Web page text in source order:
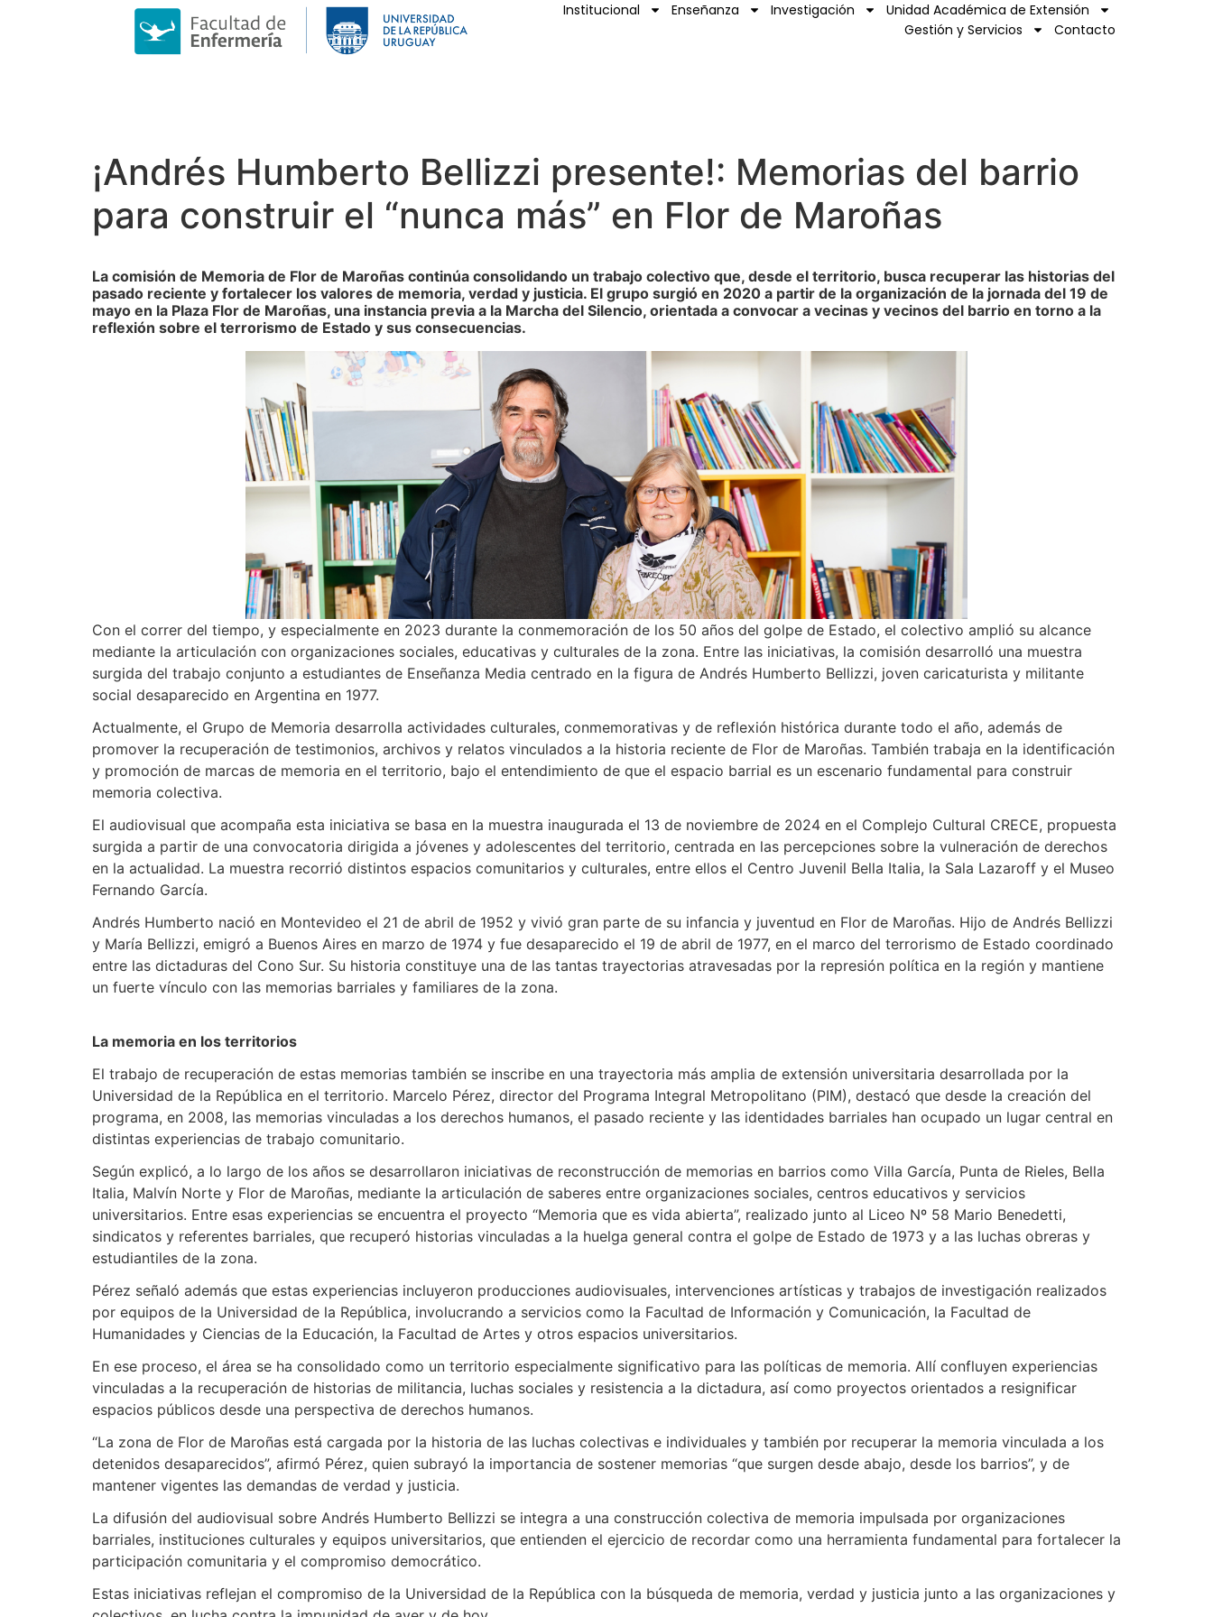
Institucional Enseñanza Investigación
Unidad Académica de Extensión
Gestión y Servicios
Contacto
¡Andrés Humberto Bellizzi presente!: Memorias del barrio
para construir el “nunca más” en Flor de Maroñas
La comisión de Memoria de Flor de Maroñas continúa consolidando un trabajo colectivo que, desde el territorio, busca recuperar las historias del
pasado reciente y fortalecer los valores de memoria, verdad y justicia. El grupo surgió en 2020 a partir de la organización de la jornada del 19 de
mayo en la Plaza Flor de Maroñas, una instancia previa a la Marcha del Silencio, orientada a convocar a vecinas y vecinos del barrio en torno a la
reflexión sobre el terrorismo de Estado y sus consecuencias.
Con el correr del tiempo, y especialmente en 2023 durante la conmemoración de los 50 años del golpe de Estado, el colectivo amplió su alcance
mediante la articulación con organizaciones sociales, educativas y culturales de la zona. Entre las iniciativas, la comisión desarrolló una muestra
surgida del trabajo conjunto a estudiantes de Enseñanza Media centrado en la figura de Andrés Humberto Bellizzi, joven caricaturista y militante
social desaparecido en Argentina en 1977.
Actualmente, el Grupo de Memoria desarrolla actividades culturales, conmemorativas y de reflexión histórica durante todo el año, además de
promover la recuperación de testimonios, archivos y relatos vinculados a la historia reciente de Flor de Maroñas. También trabaja en la identificación
y promoción de marcas de memoria en el territorio, bajo el entendimiento de que el espacio barrial es un escenario fundamental para construir
memoria colectiva.
El audiovisual que acompaña esta iniciativa se basa en la muestra inaugurada el 13 de noviembre de 2024 en el Complejo Cultural CRECE, propuesta
surgida a partir de una convocatoria dirigida a jóvenes y adolescentes del territorio, centrada en las percepciones sobre la vulneración de derechos
en la actualidad. La muestra recorrió distintos espacios comunitarios y culturales, entre ellos el Centro Juvenil Bella Italia, la Sala Lazaroff y el Museo
Fernando García.
Andrés Humberto nació en Montevideo el 21 de abril de 1952 y vivió gran parte de su infancia y juventud en Flor de Maroñas. Hijo de Andrés Bellizzi
y María Bellizzi, emigró a Buenos Aires en marzo de 1974 y fue desaparecido el 19 de abril de 1977, en el marco del terrorismo de Estado coordinado
entre las dictaduras del Cono Sur. Su historia constituye una de las tantas trayectorias atravesadas por la represión política en la región y mantiene
un fuerte vínculo con las memorias barriales y familiares de la zona.
La memoria en los territorios
El trabajo de recuperación de estas memorias también se inscribe en una trayectoria más amplia de extensión universitaria desarrollada por la
Universidad de la República en el territorio. Marcelo Pérez, director del Programa Integral Metropolitano (PIM), destacó que desde la creación del
programa, en 2008, las memorias vinculadas a los derechos humanos, el pasado reciente y las identidades barriales han ocupado un lugar central en
distintas experiencias de trabajo comunitario.
Según explicó, a lo largo de los años se desarrollaron iniciativas de reconstrucción de memorias en barrios como Villa García, Punta de Rieles, Bella
Italia, Malvín Norte y Flor de Maroñas, mediante la articulación de saberes entre organizaciones sociales, centros educativos y servicios
universitarios. Entre esas experiencias se encuentra el proyecto “Memoria que es vida abierta”, realizado junto al Liceo Nº 58 Mario Benedetti,
sindicatos y referentes barriales, que recuperó historias vinculadas a la huelga general contra el golpe de Estado de 1973 y a las luchas obreras y
estudiantiles de la zona.
Pérez señaló además que estas experiencias incluyeron producciones audiovisuales, intervenciones artísticas y trabajos de investigación realizados
por equipos de la Universidad de la República, involucrando a servicios como la Facultad de Información y Comunicación, la Facultad de
Humanidades y Ciencias de la Educación, la Facultad de Artes y otros espacios universitarios.
En ese proceso, el área se ha consolidado como un territorio especialmente significativo para las políticas de memoria. Allí confluyen experiencias
vinculadas a la recuperación de historias de militancia, luchas sociales y resistencia a la dictadura, así como proyectos orientados a resignificar
espacios públicos desde una perspectiva de derechos humanos.
“La zona de Flor de Maroñas está cargada por la historia de las luchas colectivas e individuales y también por recuperar la memoria vinculada a los
detenidos desaparecidos”, afirmó Pérez, quien subrayó la importancia de sostener memorias “que surgen desde abajo, desde los barrios”, y de
mantener vigentes las demandas de verdad y justicia.
La difusión del audiovisual sobre Andrés Humberto Bellizzi se integra a una construcción colectiva de memoria impulsada por organizaciones
barriales, instituciones culturales y equipos universitarios, que entienden el ejercicio de recordar como una herramienta fundamental para fortalecer la
participación comunitaria y el compromiso democrático.
Estas iniciativas reflejan el compromiso de la Universidad de la República con la búsqueda de memoria, verdad y justicia junto a las organizaciones y